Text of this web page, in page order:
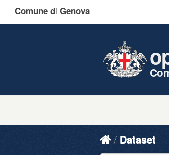
Comune di Genova
Dataset